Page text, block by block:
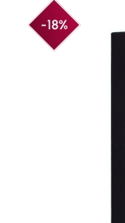
-18%